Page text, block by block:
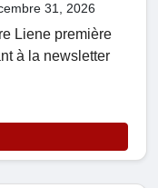
31, 2026
Liene première
à la newsletter